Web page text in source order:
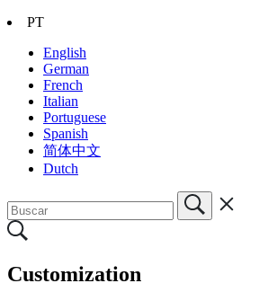
PT
English
German
French
Italian
Portuguese
Spanish
简体中文
Dutch
Customization